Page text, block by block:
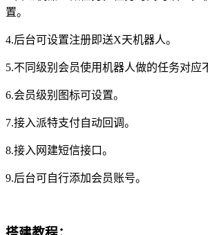
置。
4.后台可设置注册即送X天机器人。
5.不同级别会员使用机器人做的任务对应
6.会员级别图标可设置。
7.接入派特支付自动回调。
8.接入网建短信接口。
9.后台可自行添加会员账号。